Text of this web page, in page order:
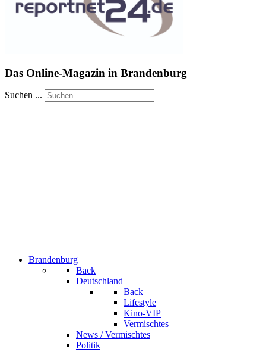
Das Online-Magazin in Brandenburg
Suchen ...
Brandenburg
Back
Deutschland
Back
Lifestyle
Kino-VIP
Vermischtes
News / Vermischtes
Politik